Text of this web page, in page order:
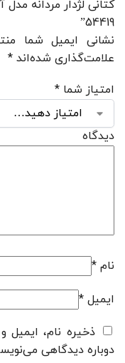
54419”
نشانی ایمیل شما
علامت‌گذاری شده‌اند *
امتیاز شما *
نام *
ایمیل *
ذخیره نام، ایمیل
دوباره دیدگاهی